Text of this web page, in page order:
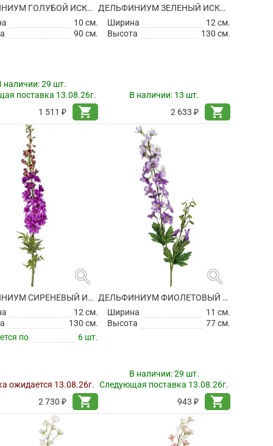
ДЕЛЬФИНИУМ ГОЛУБОЙ ИСКУССТВЕННЫЙ
10 см.
90 см.
наличии:29 шт.
поставка 13.08.26г.
1 511 ₽
shopping_cart
ДЕЛЬФИНИУМ ЗЕЛЕНЫЙ ИСКУССТВЕННЫЙ
Ширина
12 см.
Высота
130 см.
В наличии: 13 шт.
2 633 ₽
shopping_cart
search
ДЕЛЬФИНИУМ СИРЕНЕВЫЙ ИСКУССТВЕННЫЙ
12 см.
130 см.
по
6 шт.
ожидается 13.08.26г.
2 730 ₽
shopping_cart
search
ДЕЛЬФИНИУМ ФИОЛЕТОВЫЙ ИСКУССТВЕННЫЙ
Ширина
11 см.
Высота
77 см.
В наличии:29 шт.
Следующая поставка 13.08.26г.
943 ₽
shopping_cart